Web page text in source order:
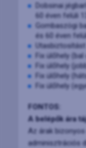
Dobsinai
60 éven felüli
Gombaszögi
és 60 éven
Utasbiztosítást
Fix ülőhely
Fix ülőhely
Fix ülőhely
Fix ülőhely
FONTOS:
A belépők ára
Az árak
adminisztrációs